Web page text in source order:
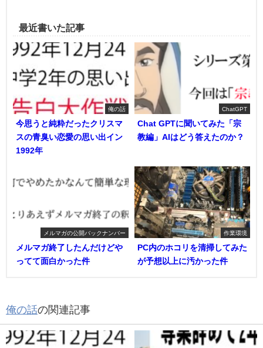
最近書いた記事
俺の話
今思うと純粋だったクリスマ
スの青臭い恋愛の思い出イン
1992年
ChatGPT
Chat GPTに聞いてみた「宗
教編」AIはどう答えたのか？
メルマガの公開バックナンバー
メルマガ終了したんだけどや
ってて面白かった件
作業環境
PC内のホコリを清掃してみた
が予想以上に汚かった件
俺の話の関連記事